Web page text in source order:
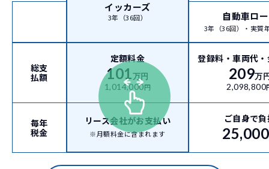
イッカーズ
3年（36回） 自動車ロ
3年（36回）・実質
総支
払額
定額料金
101万円
1,014,000円
登録料・車両代
209万
2,098,800
毎年
税金
リース会社がお支払い
※月額料金に含まれます
ご自身で
25,000